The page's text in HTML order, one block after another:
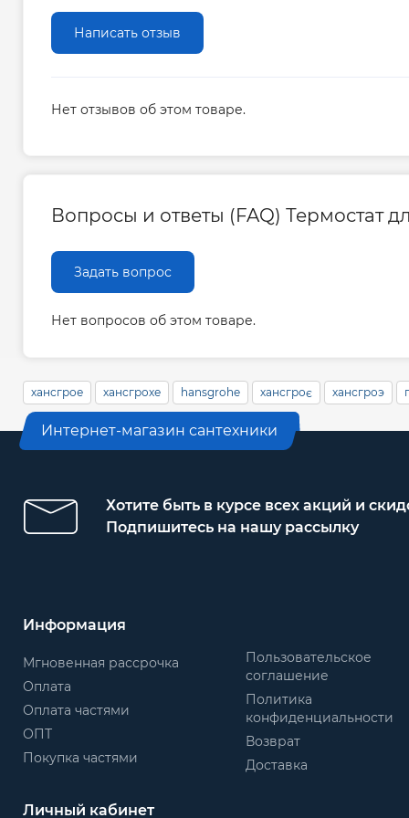
Написать отзыв
Нет отзывов об этом товаре.
Вопросы и ответы (FAQ) Термостат
Задать вопрос
Нет вопросов об этом товаре.
хансгрое хансгрохе hansgrohe хансгроє хансгроэ
Интернет-магазин сантехники
Хотите быть в курсе всех акций и
Подпишитесь на нашу рассылку
Информация
Мгновенная рассрочка
Оплата
Оплата частями
ОПТ
Покупка частями
Пользовательское
соглашение
Политика
конфиденциальности
Возврат
Доставка
Личный кабинет